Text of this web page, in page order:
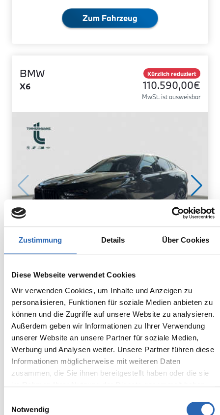
Zustimmung Details Über Cookies
Diese Webseite verwendet Cookies
Wir verwenden Cookies, um Inhalte und Anzeigen zu
personalisieren, Funktionen für soziale Medien anbieten zu
können und die Zugriffe auf unsere Website zu analysieren.
Außerdem geben wir Informationen zu Ihrer Verwendung
unserer Website an unsere Partner für soziale Medien,
Werbung und Analysen weiter. Unsere Partner führen diese
Informationen möglicherweise mit weiteren Daten
zusammen, die Sie ihnen bereitgestellt haben oder die sie
Notwendig
Zum Fahrzeug
BMW
X6
Kürzlich reduziert
110.590,00€
MwSt. ist ausweisbar
Diesel 0km
inkl. MwSt.
5 Sitze
8 Gänge
5 Türen
6 Zylinder
7.5 l/100km (WLTP)
CO2-Emissionen kombiniert:
196 g/km (WLTP)